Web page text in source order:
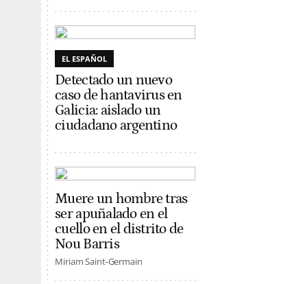
EL ESPAÑOL
Detectado un nuevo
caso de hantavirus en
Galicia: aislado un
ciudadano argentino
Muere un hombre tras
ser apuñalado en el
cuello en el distrito de
Nou Barris
Miriam Saint-Germain